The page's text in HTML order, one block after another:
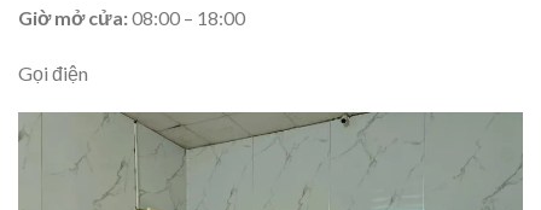
Giờ mở cửa:08:00 – 18:00
Gọi điện